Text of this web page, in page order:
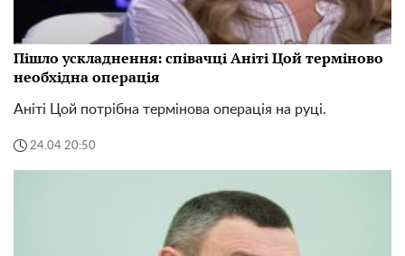
Пішло ускладнення: співачці Аніті Цой терміново
необхідна операція
Аніті Цой потрібна термінова операція на руці.
24.04 20:50